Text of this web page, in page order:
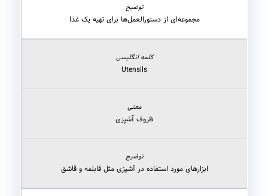
مجموعه‌ای از دستورالعمل‌ها برای تهیه یک غذا
Utensils
ظروف آشپزی
ابزارهای مورد استفاده در آشپزی مثل قابلمه و قاشق